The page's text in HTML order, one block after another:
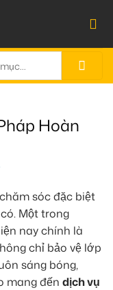
Hoàn
sóc đặc biệt
Một trong
nay chính là
chỉ bảo vệ lớp
sáng bóng,
mang đến dịch vụ